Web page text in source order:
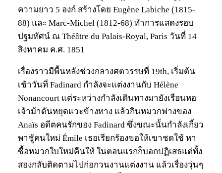
ความยาว 5 องก์ สร้างโดย Eugène Labiche (1815-
88) และ Marc-Michel (1812-68) ทำการแสดงรอบ
ปฐมทัศน์ ณ Théâtre du Palais-Royal, Paris วันที่ 14
สิงหาคม ค.ศ. 1851
เรื่องราวมีพื้นหลังช่วงกลางศตวรรษที่ 19th, เริ่มต้น
เช้าวันที่ Fadinard กำลังจะแต่งงานกับ Hélène
Nonancourt แต่ระหว่างกำลังเดินทางมายังเรือนหอ
เจ้าม้าดันหยุดแวะข้างทาง แล้วกินหมวกฟางของ
Anaïs อดีตคนรักของ Fadinard ซึ่งขณะนั้นกำลังเกี้ยว
พาชู้คนใหม่ Émile เธอเรียกร้องขอให้เขาชดใช้ หา
ซื้อหมวกใบใหม่คืนให้ ในตอนแรกก็บอกปฏิเสธแต่ทั้ง
สองกลับติดตามไปก่อกวนงานแต่งงาน แล้วเรื่องวุ่นๆ